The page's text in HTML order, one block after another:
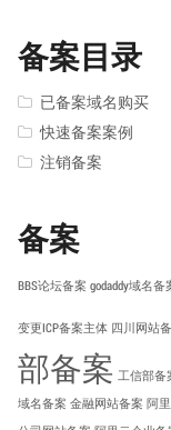
备案目录
已备案域名购买
快速备案案例
注销备案
备案
BBS论坛备案 godaddy域名备
变更ICP备案主体 四川网站
部备案 工信部备
域名备案 金融网站备案 阿